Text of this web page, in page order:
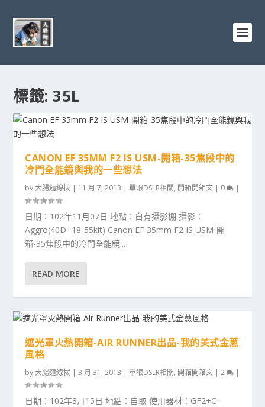
標籤:35L
CANON EF 35MM F2 IS USM-開箱-35焦段中的
冷門全能鏡與我的一些想法
by大腸麵線拔 | 11 月 7, 2013 |單眼DSLR相關, 開箱開箱文 | 0 |
日期：102年11月07日 地點：自有攝影棚 攝影：
Aggro(40D+18-55kit) Canon EF 35mm F2 IS USM-開
箱-35焦段中的冷門全能鏡...
READ MORE
遮光罩火熱開箱-AIR RUNNER出品-我的美式金蔥
風格
by大腸麵線拔 |3 月 31, 2013 |單眼DSLR相關, 開箱開箱文 |2 |
日期：102年3月15日 地點：自取 使用器材：GF2+C-